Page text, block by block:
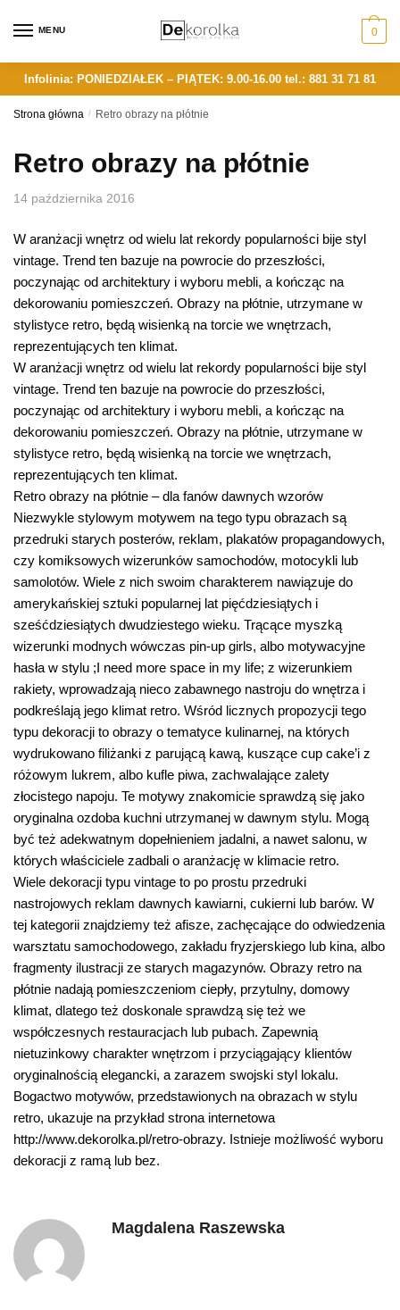
MENU 0
Infolinia: PONIEDZIAŁEK – PIĄTEK: 9.00-16.00 tel.: 881 31 71 81
Strona główna / Retro obrazy na płótnie
Retro obrazy na płótnie
14 października 2016
W aranżacji wnętrz od wielu lat rekordy popularności bije styl
vintage. Trend ten bazuje na powrocie do przeszłości,
poczynając od architektury i wyboru mebli, a kończąc na
dekorowaniu pomieszczeń. Obrazy na płótnie, utrzymane w
stylistyce retro, będą wisienką na torcie we wnętrzach,
reprezentujących ten klimat.
W aranżacji wnętrz od wielu lat rekordy popularności bije styl
vintage. Trend ten bazuje na powrocie do przeszłości,
poczynając od architektury i wyboru mebli, a kończąc na
dekorowaniu pomieszczeń. Obrazy na płótnie, utrzymane w
stylistyce retro, będą wisienką na torcie we wnętrzach,
reprezentujących ten klimat.
Retro obrazy na płótnie – dla fanów dawnych wzorów
Niezwykle stylowym motywem na tego typu obrazach są
przedruki starych posterów, reklam, plakatów propagandowych,
czy komiksowych wizerunków samochodów, motocykli lub
samolotów. Wiele z nich swoim charakterem nawiązuje do
amerykańskiej sztuki popularnej lat pięćdziesiątych i
sześćdziesiątych dwudziestego wieku. Trącące myszką
wizerunki modnych wówczas pin-up girls, albo motywacyjne
hasła w stylu ;I need more space in my life; z wizerunkiem
rakiety, wprowadzają nieco zabawnego nastroju do wnętrza i
podkreślają jego klimat retro. Wśród licznych propozycji tego
typu dekoracji to obrazy o tematyce kulinarnej, na których
wydrukowano filiżanki z parującą kawą, kuszące cup cake’i z
różowym lukrem, albo kufle piwa, zachwalające zalety
złocistego napoju. Te motywy znakomicie sprawdzą się jako
oryginalna ozdoba kuchni utrzymanej w dawnym stylu. Mogą
być też adekwatnym dopełnieniem jadalni, a nawet salonu, w
których właściciele zadbali o aranżację w klimacie retro.
Wiele dekoracji typu vintage to po prostu przedruki
nastrojowych reklam dawnych kawiarni, cukierni lub barów. W
tej kategorii znajdziemy też afisze, zachęcające do odwiedzenia
warsztatu samochodowego, zakładu fryzjerskiego lub kina, albo
fragmenty ilustracji ze starych magazynów. Obrazy retro na
płótnie nadają pomieszczeniom ciepły, przytulny, domowy
klimat, dlatego też doskonale sprawdzą się też we
współczesnych restauracjach lub pubach. Zapewnią
nietuzinkowy charakter wnętrzom i przyciągający klientów
oryginalnością elegancki, a zarazem swojski styl lokalu.
Bogactwo motywów, przedstawionych na obrazach w stylu
retro, ukazuje na przykład strona internetowa
http://www.dekorolka.pl/retro-obrazy. Istnieje możliwość wyboru
dekoracji z ramą lub bez.
Magdalena Raszewska